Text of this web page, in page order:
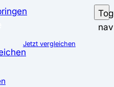
Jetzt vergleichen